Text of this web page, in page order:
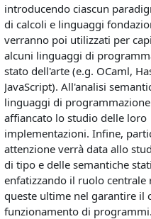
introducendo ciascun
di calcoli e linguaggi
verranno poi utilizzati per
alcuni linguaggi di
stato dell'arte (e.g. OCaml,
JavaScript). All'analisi
linguaggi di
affiancato lo studio delle loro
implementazioni. Infine,
attenzione verrà data allo
di tipo e delle semantiche
enfatizzando il ruolo centrale
queste ultime nel garantire il
funzionamento di programmi.